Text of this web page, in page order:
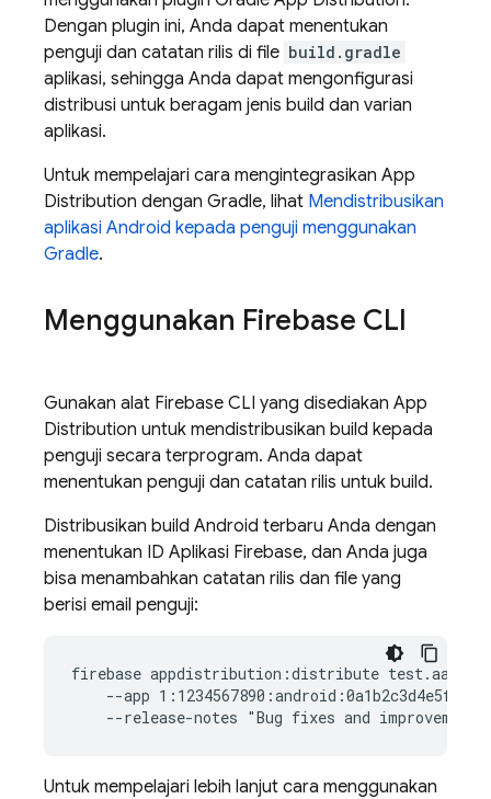
Dengan plugin ini, Anda dapat menentukan
penguji dan catatan rilis di file build.gradle
aplikasi, sehingga Anda dapat mengonfigurasi
distribusi untuk beragam jenis build dan varian
aplikasi.
Untuk mempelajari cara mengintegrasikan App
Distribution dengan Gradle, lihat Mendistribusikan
aplikasi Android kepada penguji menggunakan
Gradle.
Menggunakan Firebase CLI
Gunakan alat Firebase CLI yang disediakan App
Distribution untuk mendistribusikan build kepada
penguji secara terprogram. Anda dapat
menentukan penguji dan catatan rilis untuk build.
Distribusikan build Android terbaru Anda dengan
menentukan ID Aplikasi Firebase, dan Anda juga
bisa menambahkan catatan rilis dan file yang
berisi email penguji:
firebase appdistribution:distribute test.aab  \
--app
Untuk mempelajari lebih lanjut cara menggunakan